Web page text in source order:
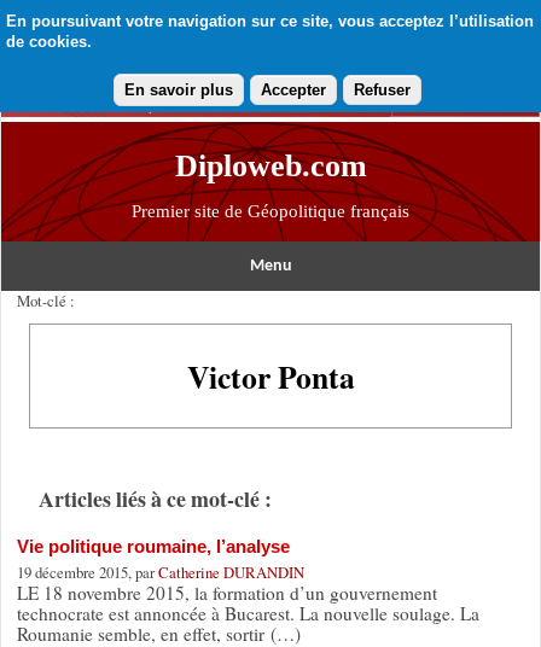
En poursuivant votre navigation sur ce site, vous acceptez l’utilisation
de cookies.
En savoir plus Accepter Refuser
Diploweb.com
Premier site de Géopolitique français
Menu
Mot-clé :
Victor Ponta
Articles liés à ce mot-clé :
Vie politique roumaine, l’analyse
19 décembre 2015, parCatherine DURANDIN
LE 18 novembre 2015, la formation d’un gouvernement
technocrate est annoncée à Bucarest. La nouvelle soulage. La
Roumanie semble, en effet, sortir (…)